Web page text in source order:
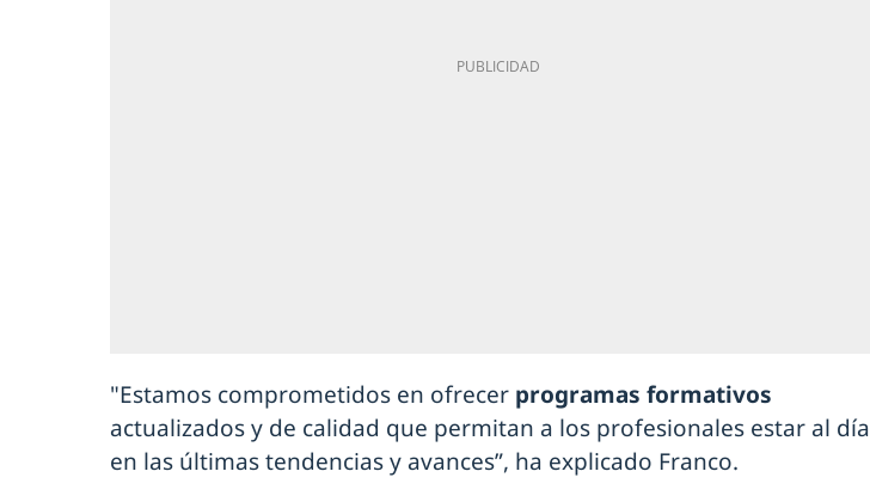
"Estamos comprometidos en ofrecer programas formativos
actualizados y de calidad que permitan a los profesionales estar al día
en las últimas tendencias y avances”, ha explicado Franco.